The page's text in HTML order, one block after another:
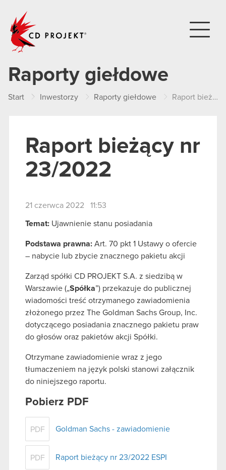
Raporty giełdowe
Start Inwestorzy Raporty giełdowe Raport bieżący nr 23/2022
Raport bieżący nr
23/2022
21 czerwca 2022 11:53
Temat: Ujawnienie stanu posiadania
Podstawa prawna: Art. 70 pkt 1 Ustawy o ofercie
– nabycie lub zbycie znacznego pakietu akcji
Zarząd spółki CD PROJEKT S.A. z siedzibą w
Warszawie („Spółka”) przekazuje do publicznej
wiadomości treść otrzymanego zawiadomienia
złożonego przez The Goldman Sachs Group, Inc.
dotyczącego posiadania znacznego pakietu praw
do głosów oraz pakietów akcji Spółki.
Otrzymane zawiadomienie wraz z jego
tłumaczeniem na język polski stanowi załącznik
do niniejszego raportu.
Pobierz PDF
PDF Goldman Sachs - zawiadomienie
PDF Raport bieżący nr 23/2022 ESPI